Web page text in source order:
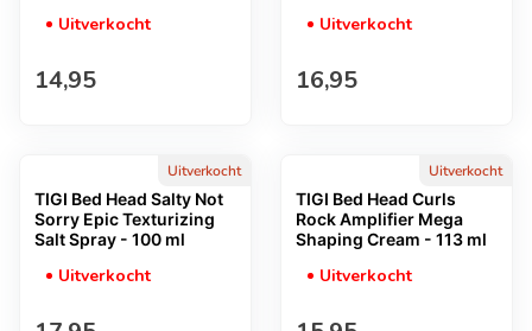
Uitverkocht
Normale prijs
14,95
Uitverkocht
Normale prijs
16,95
Uitverkocht
TIGI Bed Head Salty Not
Sorry Epic Texturizing
Salt Spray - 100 ml
Uitverkocht
Uitverkocht
TIGI Bed Head Curls
Rock Amplifier Mega
Shaping Cream - 113 ml
Uitverkocht